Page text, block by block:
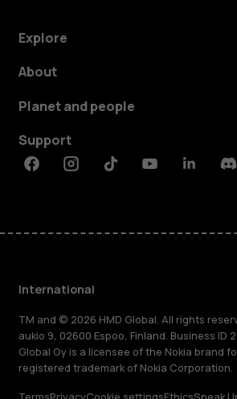
Explore
About
Planet and people
Support
FacebookInstagramTiktokYoutubeLinkedin
International
TM and © 2026 HMD Global. All rights
aukio 9, 02600 Espoo, Finland. Business ID
Global Oy is a licensee of the Nokia brand
registered trademark of Nokia Corporation.